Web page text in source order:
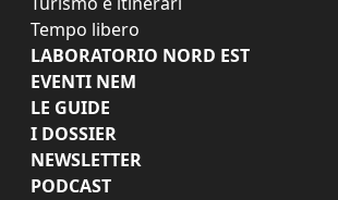
Tempo libero
LABORATORIO NORD EST
EVENTI NEM
LE GUIDE
I DOSSIER
NEWSLETTER
PODCAST